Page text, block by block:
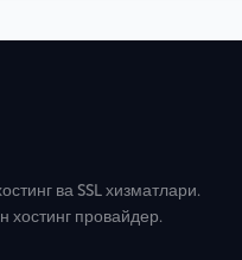
ва SSL хизматлари.
хостинг провайдер.